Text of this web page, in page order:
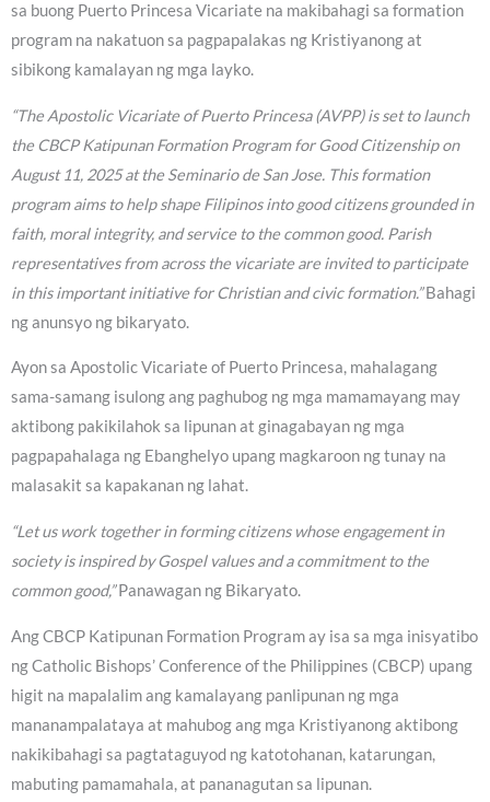
sa buong Puerto Princesa Vicariate na makibahagi sa formation
program na nakatuon sa pagpapalakas ng Kristiyanong at
sibikong kamalayan ng mga layko.
“The Apostolic Vicariate of Puerto Princesa (AVPP) is set to launch
the CBCP Katipunan Formation Program for Good Citizenship on
August 11, 2025 at the Seminario de San Jose. This formation
program aims to help shape Filipinos into good citizens grounded in
faith, moral integrity, and service to the common good. Parish
representatives from across the vicariate are invited to participate
in this important initiative for Christian and civic formation.”Bahagi
ng anunsyo ng bikaryato.
Ayon sa Apostolic Vicariate of Puerto Princesa, mahalagang
sama-samang isulong ang paghubog ng mga mamamayang may
aktibong pakikilahok sa lipunan at ginagabayan ng mga
pagpapahalaga ng Ebanghelyo upang magkaroon ng tunay na
malasakit sa kapakanan ng lahat.
“Let us work together in forming citizens whose engagement in
society is inspired by Gospel values and a commitment to the
common good,”Panawagan ng Bikaryato.
Ang CBCP Katipunan Formation Program ay isa sa mga inisyatibo
ng Catholic Bishops’ Conference of the Philippines (CBCP) upang
higit na mapalalim ang kamalayang panlipunan ng mga
mananampalataya at mahubog ang mga Kristiyanong aktibong
nakikibahagi sa pagtataguyod ng katotohanan, katarungan,
mabuting pamamahala, at pananagutan sa lipunan.